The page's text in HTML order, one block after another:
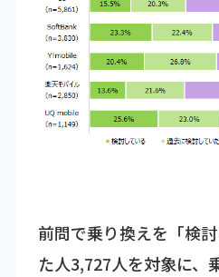
前問で乗り換えを「検
た人3,727人を対象に、